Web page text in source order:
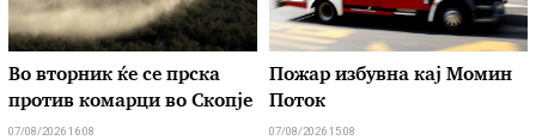
Во вторник ќе се прска
против комарци во Скопје
07/08/2026 16:08
Пожар избувна кај Момин
Поток
07/08/2026 15:08